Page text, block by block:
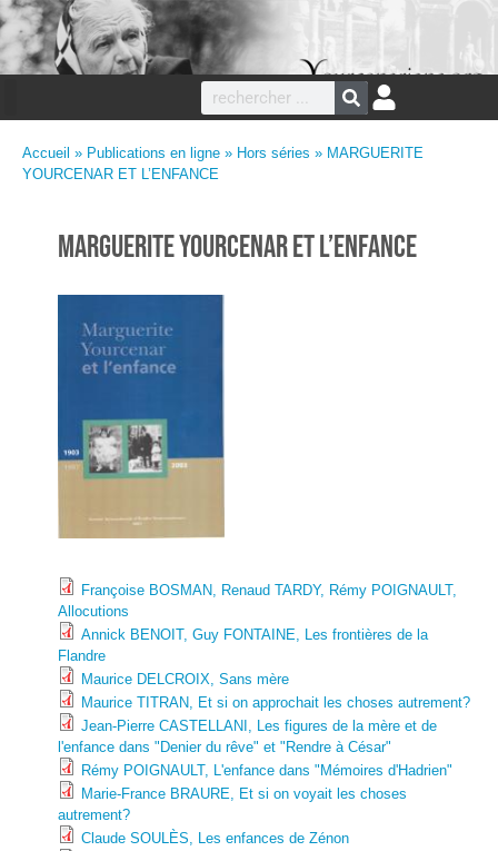
Accueil » Publications en ligne » Hors séries » MARGUERITE
YOURCENAR ET L’ENFANCE
MARGUERITE YOURCENAR ET L’ENFANCE
Françoise BOSMAN, Renaud TARDY, Rémy POIGNAULT,
Allocutions
Annick BENOIT, Guy FONTAINE, Les frontières de la
Flandre
Maurice DELCROIX, Sans mère
Maurice TITRAN, Et si on approchait les choses autrement?
Jean-Pierre CASTELLANI, Les figures de la mère et de
l'enfance dans "Denier du rêve" et "Rendre à César"
Rémy POIGNAULT, L'enfance dans "Mémoires d'Hadrien"
Marie-France BRAURE, Et si on voyait les choses
autrement?
Claude SOULÈS, Les enfances de Zénon